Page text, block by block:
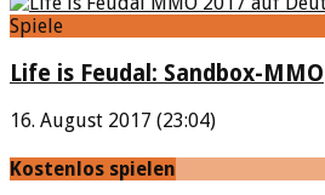
Spiele
Life is Feudal: Sandbox-MMO
16. August 2017 (23:04)
Kostenlos spielen